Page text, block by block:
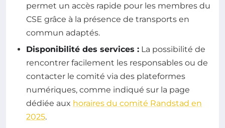
permet un accès rapide pour les membres du
CSE grâce à la présence de transports en
commun adaptés.
Disponibilité des services : La possibilité de
rencontrer facilement les responsables ou de
contacter le comité via des plateformes
numériques, comme indiqué sur la page
dédiée aux horaires du comité Randstad en
2025.